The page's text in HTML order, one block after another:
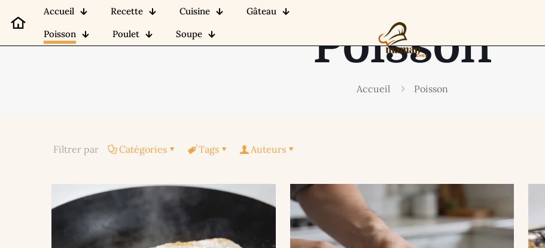
Accueil Recette Cuisine
Gâteau
Poisson
Poulet Soupe Poisson
Accueil Poisson
Filtrer par Catégories Tags Auteurs